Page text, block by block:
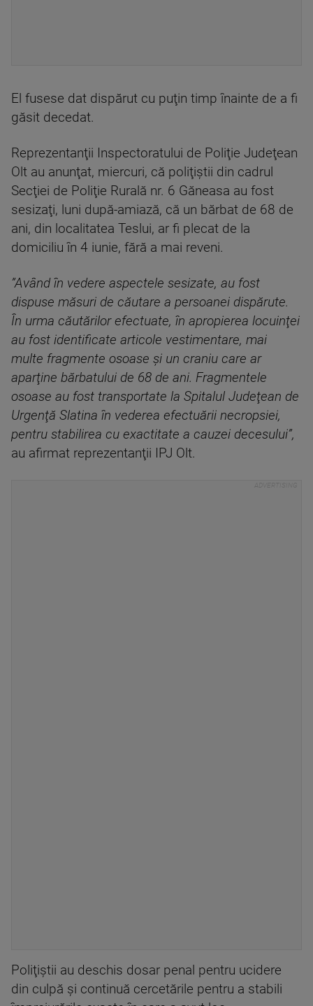
El fusese dat dispărut cu puţin timp înainte de a fi
găsit decedat.
Reprezentanţii Inspectoratului de Poliţie Judeţean
Olt au anunţat, miercuri, că poliţiştii din cadrul
Secţiei de Poliţie Rurală nr. 6 Găneasa au fost
sesizaţi, luni după-amiază, că un bărbat de 68 de
ani, din localitatea Teslui, ar fi plecat de la
domiciliu în 4 iunie, fără a mai reveni.
”Având în vedere aspectele sesizate, au fost
dispuse măsuri de căutare a persoanei dispărute.
În urma căutărilor efectuate, în apropierea locuinţei
au fost identificate articole vestimentare, mai
multe fragmente osoase şi un craniu care ar
aparţine bărbatului de 68 de ani. Fragmentele
osoase au fost transportate la Spitalul Judeţean de
Urgenţă Slatina în vederea efectuării necropsiei,
pentru stabilirea cu exactitate a cauzei decesului”,
au afirmat reprezentanţii IPJ Olt.
Poliţiştii au deschis dosar penal pentru ucidere
din culpă şi continuă cercetările pentru a stabili